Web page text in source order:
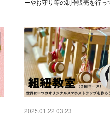
ーやお守り等の制作販売を行
2025.01.22 03:23